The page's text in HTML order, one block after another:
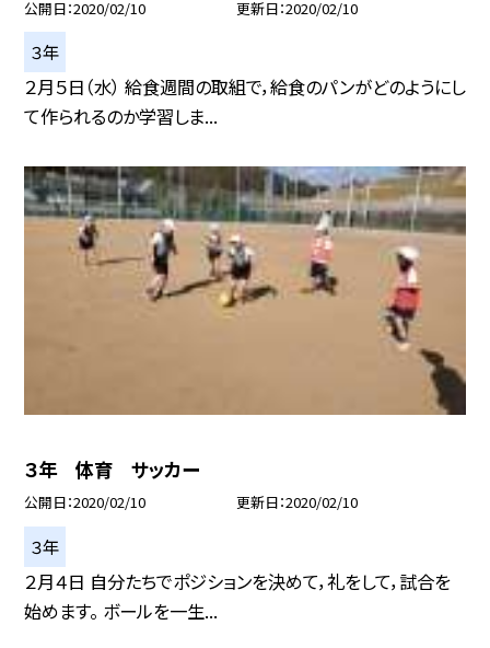
公開日 2020/02/10 更新日 2020/02/10
３年
２月５日（水） 給食週間の取組で，給食のパンがどのようにし
て作られるのか学習しま...
３年 体育 サッカー
公開日 2020/02/10 更新日 2020/02/10
３年
２月４日 自分たちでポジションを決めて，礼をして，試合を
始めます。 ボールを一生...